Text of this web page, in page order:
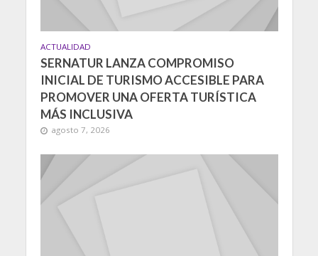
ACTUALIDAD
SERNATUR LANZA COMPROMISO
INICIAL DE TURISMO ACCESIBLE PARA
PROMOVER UNA OFERTA TURÍSTICA
MÁS INCLUSIVA
agosto 7, 2026